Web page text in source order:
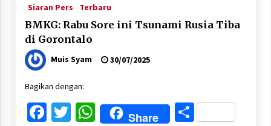
Siaran Pers Terbaru
BMKG: Rabu Sore ini Tsunami Rusia Tiba
di Gorontalo
Muis Syam 30/07/2025
Bagikan dengan:
Facebook
Twitter
WhatsApp
Share Share